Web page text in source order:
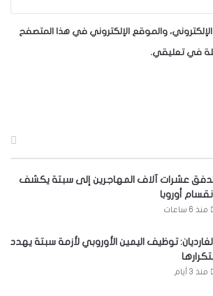
والموقع الإلكتروني في هذا المتصفح
في تعليقي.
عشرات آلاف المهاجرين إلى سبتة يكشف
انقسام أوروبا
منذ 6 ساعات
الغارديان: توظيف اليمين الأوروبي لأزمة سبتة يهدد
منذ 3 أيام